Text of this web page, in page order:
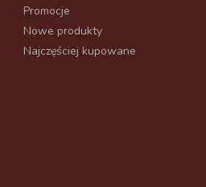
Promocje
Nowe produkty
Najczęściej kupowane